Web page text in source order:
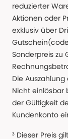
reduzierter
Aktionen oder
exklusiv über
Sonderpreis zu
Die
Nicht einlösbar
der Gültigkeit
Kundenkonto
³ Dieser Preis